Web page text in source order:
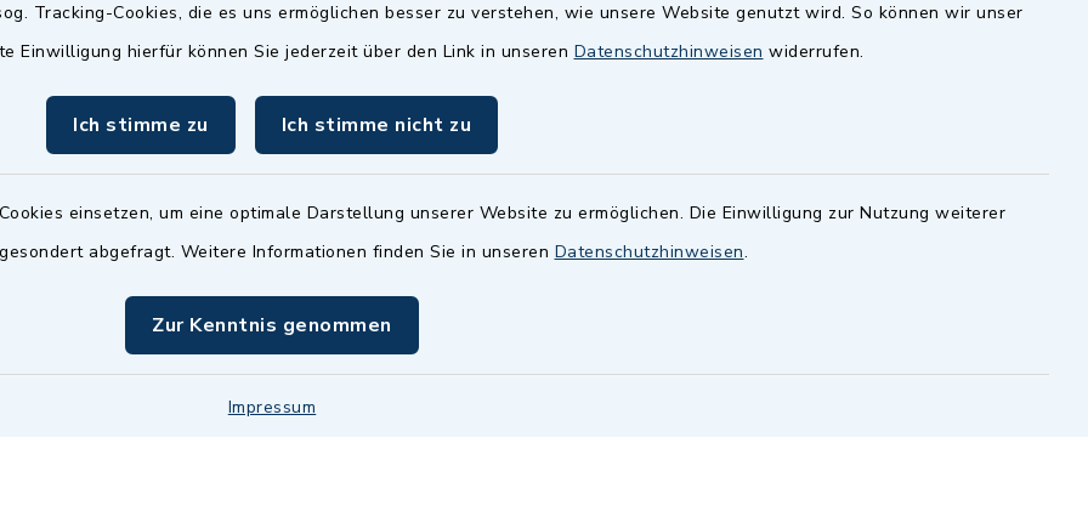
Tracking-Cookies, die es uns ermöglichen besser zu verstehen, wie unsere Website genutzt wird. So können wir unser
Einwilligung hierfür können Sie jederzeit über den Link in unseren Datenschutzhinweisen widerrufen.
Ich stimme zu Ich stimme nicht zu
einsetzen, um eine optimale Darstellung unserer Website zu ermöglichen. Die Einwilligung zur Nutzung weiterer
abgefragt. Weitere Informationen finden Sie in unseren Datenschutzhinweisen.
Zur Kenntnis genommen
Impressum
Uhr - allerdings
Termine sind
fragen Sie den
Sachbearbeiter)
istMittwochs geschlossen.